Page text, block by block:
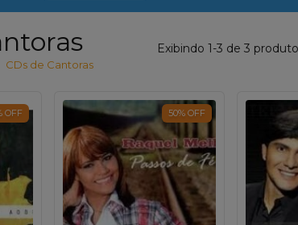
CDs de Cantoras
Exibindo 1-3 de 3
OFF 50% OFF